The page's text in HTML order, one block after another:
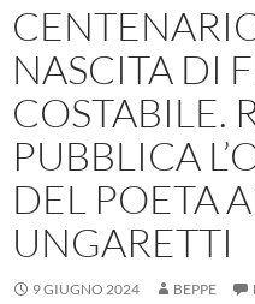
NASCITA DI
COSTABILE.
PUBBLICA
DEL POETA
UNGARETTI
9 GIUGNO 2024 BEPPE